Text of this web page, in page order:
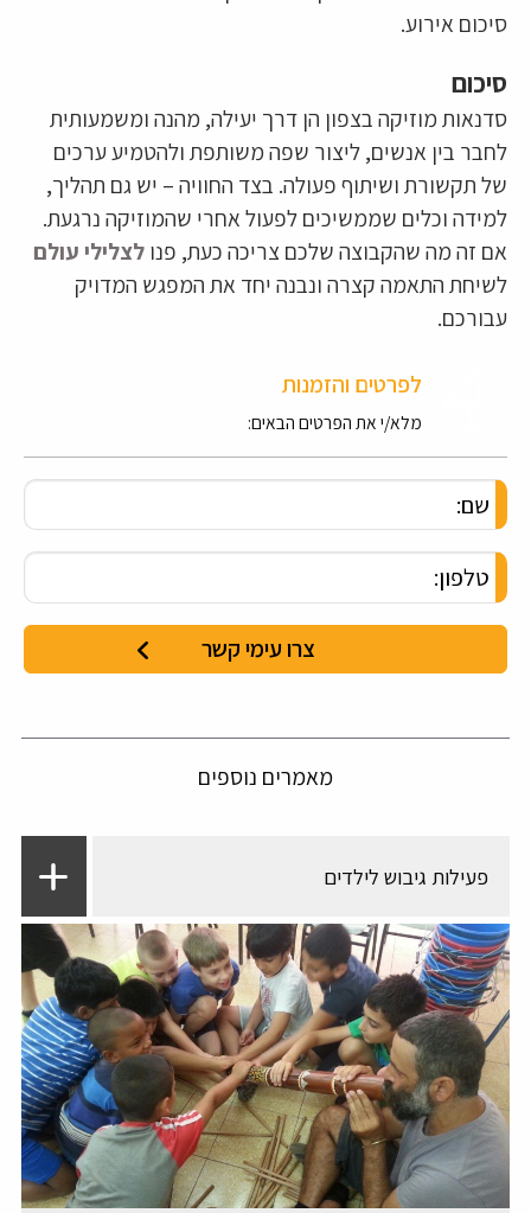
סיכום אירוע.
סיכום
סדנאות מוזיקה בצפון הן דרך יעילה, מהנה ומשמעותית
לחבר בין אנשים, ליצור שפה משותפת ולהטמיע ערכים
של תקשורת ושיתוף פעולה. בצד החוויה – יש גם תהליך,
למידה וכלים שממשיכים לפעול אחרי שהמוזיקה נרגעת.
אם זה מה שהקבוצה שלכם צריכה כעת, פנולצלילי עולם
לשיחת התאמה קצרה ונבנה יחד את המפגש המדויק
עבורכם.
לפרטים והזמנות
מלא/י את הפרטים הבאים:
מאמרים נוספים
פעילות גיבוש לילדים